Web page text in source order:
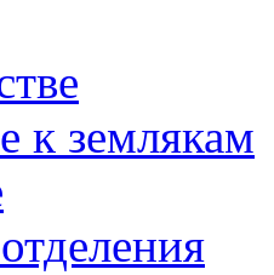
к землякам